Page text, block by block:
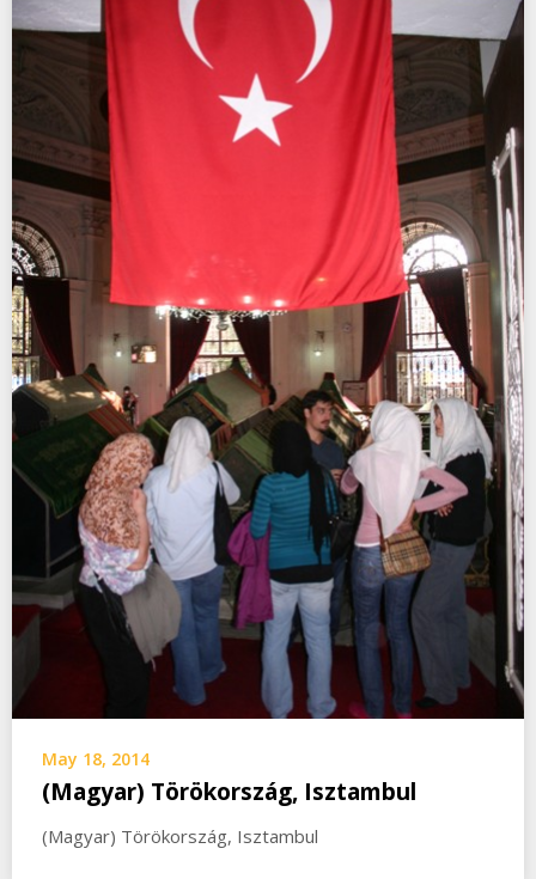
May 18, 2014
(Magyar) Törökország, Isztambul
(Magyar) Törökország, Isztambul